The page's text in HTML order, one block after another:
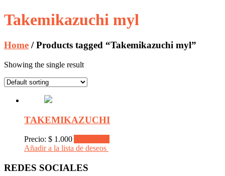
Takemikazuchi myl
Home / Products tagged “Takemikazuchi myl”
Showing the single result
TAKEMIKAZUCHI
Precio: $ 1.000
Añadir a la lista de deseos
REDES SOCIALES